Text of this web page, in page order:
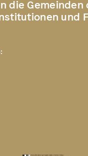
die Gemeinden
und